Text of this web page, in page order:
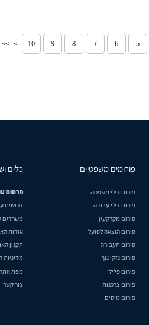
5
6
7
8
9
10
פורומים משפטיים
פורום דיני משפחה
פורום דיני עבודה
פורום מקרקעין
פורום הוצאה לפועל
פורום תעבורה
פורום נזקי גוף
פורום פלילי
פורום צרכנות
פורום מיסים
כלים
פרסום
דרושים
משרדים
אודות
תקנון
מדיניות
מפת אתר
צור קשר